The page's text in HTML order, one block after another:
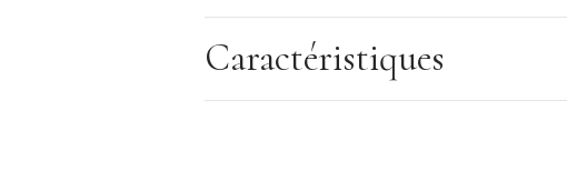
Contenance : 5,5 L
Graduation tous les 0,5 L
Poignée tube : fixe, étanche et rivetée
Caractéristiques